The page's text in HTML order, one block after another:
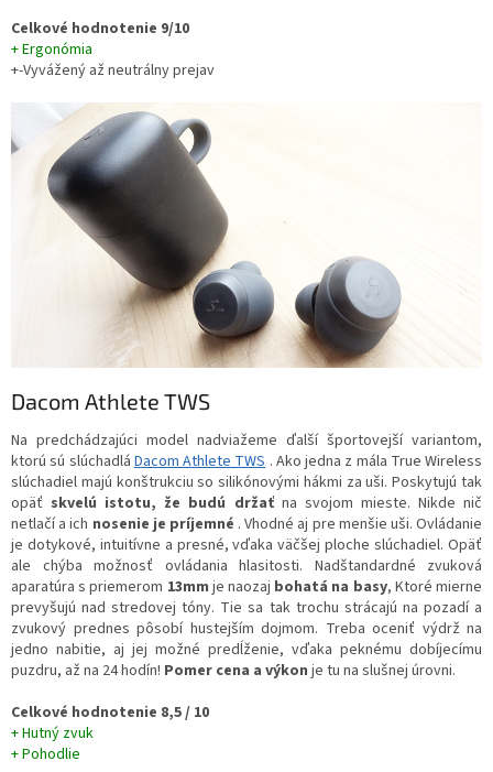
Celkové hodnotenie 9/10
+ Ergonómia
+-Vyvážený až neutrálny prejav
Dacom Athlete TWS
Na predchádzajúci model nadviažeme ďalší športovejší variantom,
ktorú sú slúchadláDacom Athlete TWS. Ako jedna z mála True Wireless
slúchadiel majú konštrukciu so silikónovými hákmi za uši. Poskytujú tak
opäť skvelú istotu, že budú držaťna svojom mieste. Nikde nič
netlačí a ich nosenie je príjemné . Vhodné aj pre menšie uši. Ovládanie
je dotykové, intuitívne a presné, vďaka väčšej ploche slúchadiel. Opäť
ale chýba možnosť ovládania hlasitosti. Nadštandardné zvuková
aparatúra s priemerom 13mm je naozaj bohatá na basy, Ktoré mierne
prevyšujú nad stredovej tóny. Tie sa tak trochu strácajú na pozadí a
zvukový prednes pôsobí hustejším dojmom. Treba oceniť výdrž na
jedno nabitie, aj jej možné predĺženie, vďaka peknému dobíjecímu
puzdru, až na 24 hodín! Pomer cena a výkon je tu na slušnej úrovni.
Celkové hodnotenie 8,5 / 10
+ Hutný zvuk
+ Pohodlie